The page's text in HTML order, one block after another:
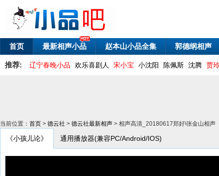
首页 最新相声小品 赵本山小品全集 郭德纲相声
推荐: 辽宁春晚小品 欢乐喜剧人 宋小宝 小沈阳 陈佩斯 沈腾 贾
当前位置： 首页 > 德云社 > 德云社最新相声 > 相声高清_20180617郑好\张金山相声
《小孩儿论》 通用播放器(兼容PC/Android/IOS)